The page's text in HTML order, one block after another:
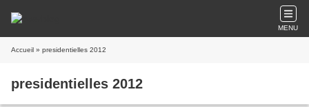
MENU
Accueil » presidentielles 2012
presidentielles 2012